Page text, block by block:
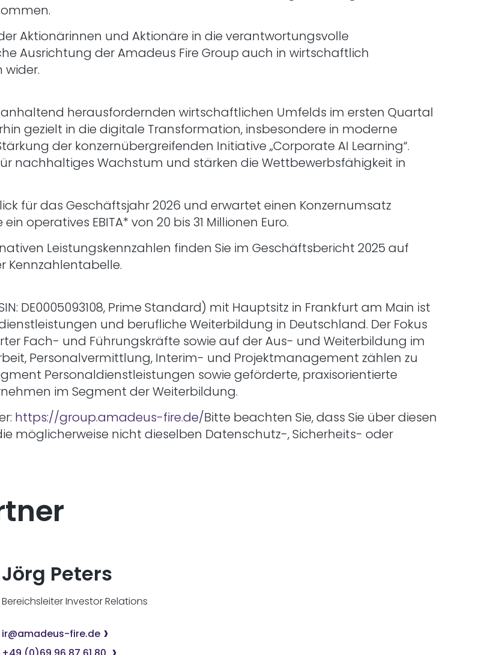
Aktionärinnen und Aktionäre in die verantwortungsvolle
Ausrichtung der Amadeus Fire Group auch in wirtschaftlich
herausfordernden wirtschaftlichen Umfelds im ersten Quartal
gezielt in die digitale Transformation, insbesondere in moderne
der konzernübergreifenden Initiative „Corporate AI Learning“.
nachhaltiges Wachstum und stärken die Wettbewerbsfähigkeit in
für das Geschäftsjahr 2026 und erwartet einen Konzernumsatz
operatives EBITA* von 20 bis 31 Millionen Euro.
Leistungskennzahlen finden Sie im Geschäftsbericht 2025 auf
Kennzahlentabelle.
DE0005093108, Prime Standard) mit Hauptsitz in Frankfurt am Main ist
und berufliche Weiterbildung in Deutschland. Der Fokus
Fach- und Führungskräfte sowie auf der Aus- und Weiterbildung im
Personalvermittlung, Interim- und Projektmanagement zählen zu
Personaldienstleistungen sowie geförderte, praxisorientierte
im Segment der Weiterbildung.
https://group.amadeus-fire.de/Bitte beachten Sie, dass Sie über diesen
möglicherweise nicht dieselben Datenschutz-, Sicherheits- oder
Jörg Peters
Bereichsleiter Investor Relations
ir@amadeus-fire.de